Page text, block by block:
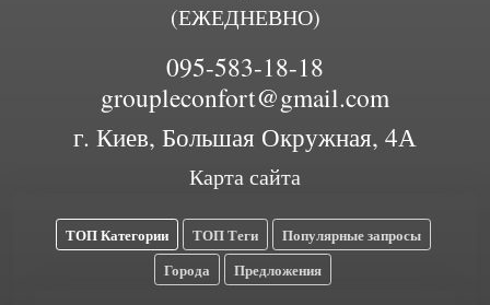
(ЕЖЕДНЕВНО)
095-583-18-18
groupleconfort@gmail.com
г. Киев, Большая Окружная, 4А
Карта сайта
ТОП Категории ТОП Теги
Популярные запросы
Города
Предложения